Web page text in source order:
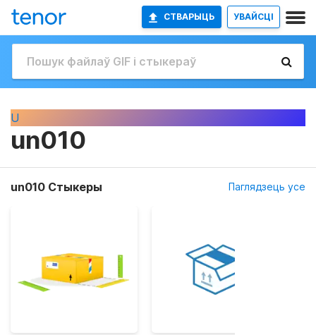
СТВАРЫЦЬ УВАЙСЦІ
U
un010
un010 Стыкеры Паглядзець усе